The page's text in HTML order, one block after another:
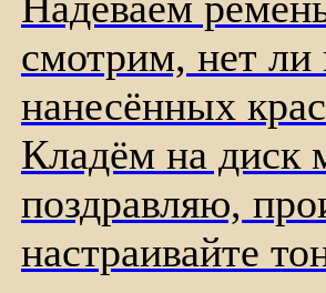
смотрим, нет ли
нанесённых
Кладём на диск
поздравляю,
настраивайте